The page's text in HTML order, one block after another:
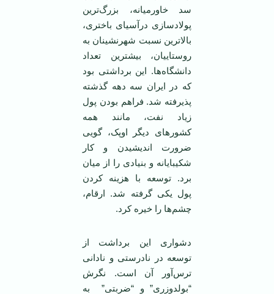
سد خاورمیانه، بزرگ‌ترین
پولاد‌سازی درآسیای باختری،
بالا‌ترین نسبت شهرنشینان به
روستاییان، بیشترین تعداد
دانشگاه‌ها. این برداشتی بود
که در ایران سه دهه گذشته
پذیرفته شد. فراهم بودن پول
زیاد نفت، مانند همه
کشورهای دیگر اوپک، گویی
ضرورت اندیشیدن و کار
شکیبایانه و بنیادی را از میان
برد. توسعه با هزینه کردن
پول یکی گرفته شد. ارقام،
چشم‌ها را خیره کرد.
دشواری این برداشت از
توسعه در نادرستی و نادانی
ترس‌آور آن است. نگرش
“بولدوزری” و “ضربتی” به